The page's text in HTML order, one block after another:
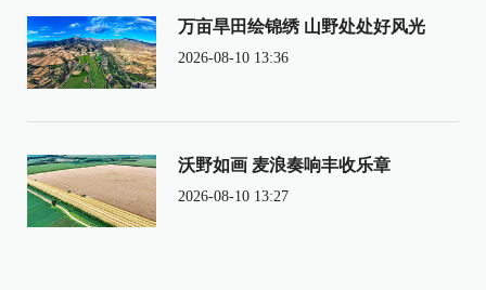
万亩旱田绘锦绣 山野处处好风光
2026-08-10 13:36
沃野如画 麦浪奏响丰收乐章
2026-08-10 13:27